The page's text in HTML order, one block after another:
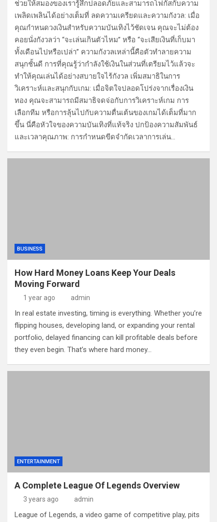
ช่วยให้สมองของเรารู้สึกปลอดภัยและสามารถโฟกัสกับความ
เพลิดเพลินได้อย่างเต็มที่ ลดความเครียดและความกังวล: เมื่อ
คุณกำหนดวงเงินสำหรับความบันเทิงไว้ชัดเจน คุณจะไม่ต้อง
คอยนั่งกังวลว่า “จะเล่นเกินตัวไหม” หรือ “จะเสียเงินที่เก็บมา
ทั้งเดือนไปหรือเปล่า” ความกังวลเหล่านี้คือตัวทำลายความ
สนุกชั้นดี การที่คุณรู้ว่ากำลังใช้เงินในส่วนที่เตรียมไว้แล้วจะ
ทำให้คุณเล่นได้อย่างสบายใจไร้กังวล เพิ่มสมาธิในการ
วิเคราะห์และสนุกกับเกม: เมื่อจิตใจปลอดโปร่งจากเรื่องเงิน
ทอง คุณจะสามารถมีสมาธิจดจ่อกับการวิเคราะห์เกม การ
เลือกทีม หรือการลุ้นไปกับความตื่นเต้นของเกมได้เต็มที่มาก
ขึ้น นี่คือหัวใจของความบันเทิงที่แท้จริง ปกป้องความสัมพันธ์
และเวลาคุณภาพ: การกำหนดขีดจำกัดเวลาการเล่น…
BUSINESS
How Hard Money Loans Keep Your Deals
Moving Forward
1 year ago admin
In real estate investing, timing is everything. Whether you’re
flipping houses, developing land, or expanding your rental
portfolio, delayed financing can kill profitable deals before
they even begin. That’s where hard money…
ENTERTAINMENT
A Complete League Of Legends Overview
3 years ago admin
League of Legends, a video game of competitive play, pits